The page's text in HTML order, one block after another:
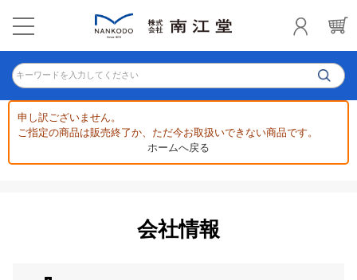
キーワードを入力してください
申し訳ございません。
ご指定の商品は販売終了か、ただ今お取扱いできない商品です。
ホームへ戻る
会社情報